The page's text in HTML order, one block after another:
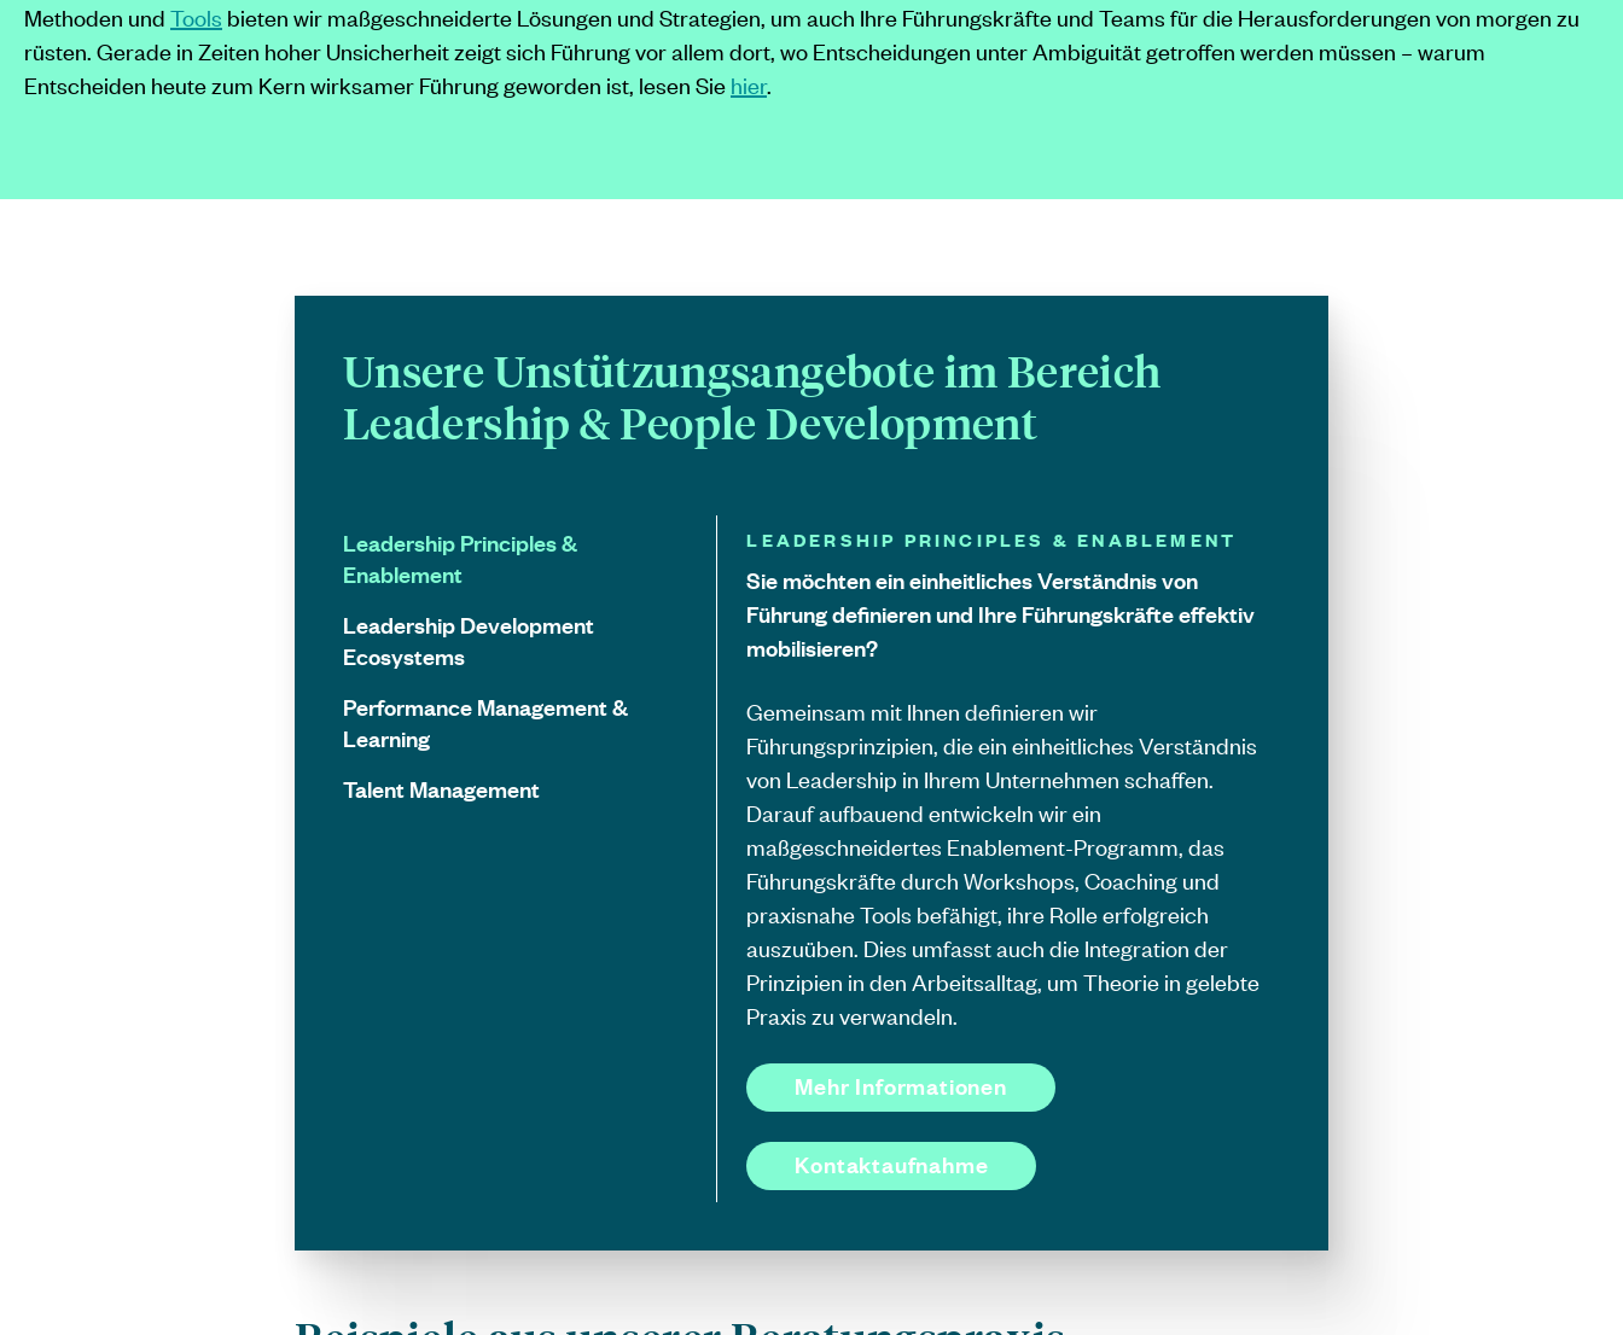
Methoden und Tools bieten wir maßgeschneiderte Lösungen und Strategien, um auch Ihre Führungskräfte und Teams für die Herausforderungen von morgen zu
rüsten. Gerade in Zeiten hoher Unsicherheit zeigt sich Führung vor allem dort, wo Entscheidungen unter Ambiguität getroffen werden müssen – warum
Entscheiden heute zum Kern wirksamer Führung geworden ist, lesen Sie hier.
Unsere Unstützungsangebote im Bereich
Leadership & People Development
Leadership Principles &
Enablement
Leadership Development
Ecosystems
Performance Management &
Learning
Talent Management
LEADERSHIP PRINCIPLES & ENABLEMENT
Sie möchten ein einheitliches Verständnis von
Führung definieren und Ihre Führungskräfte effektiv
mobilisieren?
Gemeinsam mit Ihnen definieren wir
Führungsprinzipien, die ein einheitliches Verständnis
von Leadership in Ihrem Unternehmen schaffen.
Darauf aufbauend entwickeln wir ein
maßgeschneidertes Enablement-Programm, das
Führungskräfte durch Workshops, Coaching und
praxisnahe Tools befähigt, ihre Rolle erfolgreich
auszuüben. Dies umfasst auch die Integration der
Prinzipien in den Arbeitsalltag, um Theorie in gelebte
Praxis zu verwandeln.
Mehr Informationen
Kontaktaufnahme